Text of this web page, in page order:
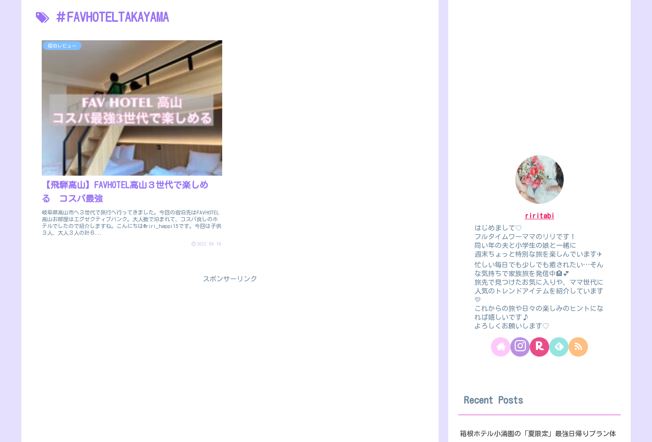
＃FAVHOTELTAKAYAMA
宿泊レビュー
【飛騨高山】FAVHOTEL高山３世代で楽しめ
る コスパ最強
岐阜県高山市へ３世代で旅行へ行ってきました。今回の宿泊先はFAVHOTEL
高山お部屋はエグゼクティブバンク。大人数で泊まれて、コスパ良しのホ
テルでしたので紹介しますね。こんにちは@riri_happi15です。今回は子供
３人、大人３人の計６...
2022.09.18
スポンサーリンク
riritabi
はじめまして♡
フルタイムワーママのリリです！
同い年の夫と小学生の娘と一緒に
週末ちょっと特別な旅を楽しんでいます✈
忙しい毎日でも少しでも癒されたい…そん
な気持ちで家族旅を発信中🏨💕
旅先で見つけたお気に入りや、ママ世代に
人気のトレンドアイテムを紹介しています
💛
これからの旅や日々の楽しみのヒントにな
れば嬉しいです♪
よろしくお願いします♡
Recent Posts
箱根ホテル小涌園の「夏限定」最強日帰りプラン体